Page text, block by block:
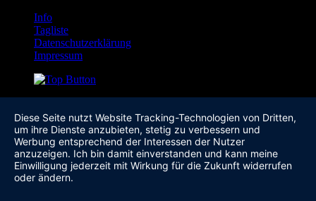
Info
Tagliste
Datenschutzerklärung
Impressum
Diese Seite nutzt Website Tracking-Technologien von Dritten,
um ihre Dienste anzubieten, stetig zu verbessern und
Werbung entsprechend der Interessen der Nutzer
anzuzeigen. Ich bin damit einverstanden und kann meine
Einwilligung jederzeit mit Wirkung für die Zukunft widerrufen
oder ändern.